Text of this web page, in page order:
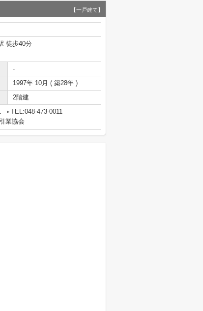
【一戸建て】
徒歩40分
-
1997年 10月 ( 築28年 )
2階建
TEL:048-473-0011
業協会